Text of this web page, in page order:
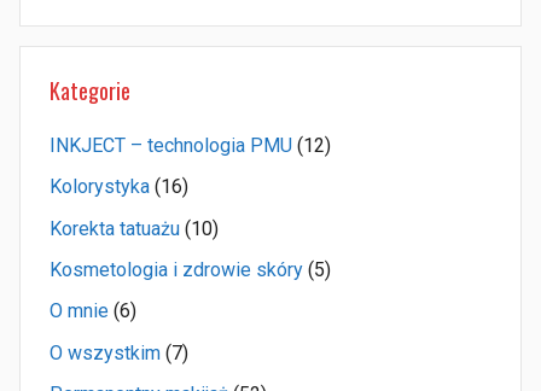
Kategorie
INKJECT – technologia PMU (12)
Kolorystyka (16)
Korekta tatuażu (10)
Kosmetologia i zdrowie skóry (5)
O mnie (6)
O wszystkim (7)